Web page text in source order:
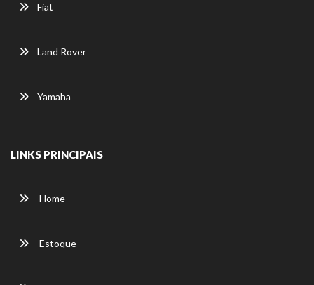
Fiat
Land Rover
Yamaha
LINKS PRINCIPAIS
Home
Estoque